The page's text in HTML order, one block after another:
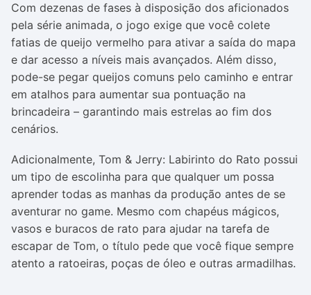
Com dezenas de fases à disposição dos aficionados
pela série animada, o jogo exige que você colete
fatias de queijo vermelho para ativar a saída do mapa
e dar acesso a níveis mais avançados. Além disso,
pode-se pegar queijos comuns pelo caminho e entrar
em atalhos para aumentar sua pontuação na
brincadeira – garantindo mais estrelas ao fim dos
cenários.
Adicionalmente, Tom & Jerry: Labirinto do Rato possui
um tipo de escolinha para que qualquer um possa
aprender todas as manhas da produção antes de se
aventurar no game. Mesmo com chapéus mágicos,
vasos e buracos de rato para ajudar na tarefa de
escapar de Tom, o título pede que você fique sempre
atento a ratoeiras, poças de óleo e outras armadilhas.